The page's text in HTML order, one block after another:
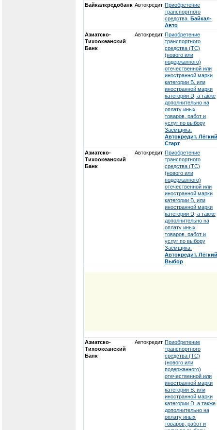
Байкалкредобанк Автокредит Приобретение
транспортного
средства. Байкал-
Авто
Азиатско-
Тихоокеанский
Банк
Автокредит Приобретение
транспортного
средства (ТС)
(нового или
подержанного)
отечественной или
иностранной марки
категории В, или
иностранной марки
категории D, а также
дополнительно на
оплату иных
товаров, работ и
услуг по выбору
Заёмщика.
Автокредит. Лёгкий
Старт
Азиатско-
Тихоокеанский
Банк
Автокредит Приобретение
транспортного
средства (ТС)
(нового или
подержанного)
отечественной или
иностранной марки
категории В, или
иностранной марки
категории D, а также
дополнительно на
оплату иных
товаров, работ и
услуг по выбору
Заёмщика.
Автокредит. Лёгкий
Выбор
Азиатско-
Тихоокеанский
Банк
Автокредит Приобретение
транспортного
средства (ТС)
(нового или
подержанного)
отечественной или
иностранной марки
категории В, или
иностранной марки
категории D, а также
дополнительно на
оплату иных
товаров, работ и